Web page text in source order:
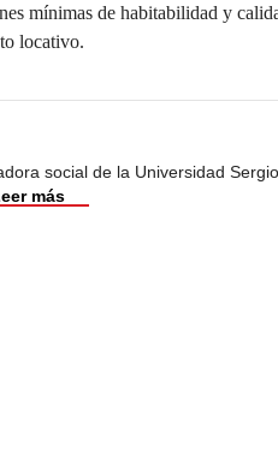
mínimas de habitabilidad y
locativo.
social de la Universidad
más